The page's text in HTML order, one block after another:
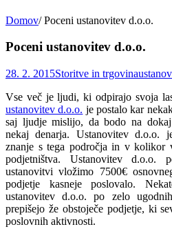
Domov/Poceni ustanovitev d.o.o.
Poceni ustanovitev d.o.o.
28. 2. 2015Storitve in trgovina
Vse več je ljudi, ki odpirajo svoja
ustanovitev d.o.o. je postalo kar
saj ljudje mislijo, da bodo na
nekaj denarja. Ustanovitev d.o.o.
znanje s tega področja in v kolikor
podjetništva. Ustanovitev d.o.o.
ustanovitvi vložimo 7500€
podjetje kasneje poslovalo.
ustanovitev d.o.o. po zelo
prepišejo že obstoječe podjetje, ki
poslovnih aktivnosti.